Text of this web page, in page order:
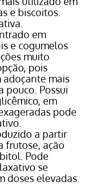
e biscoitos.
em
e cogumelos
muito
pois
mais
pouco. Possui
em
pode
a partir
frutose, ação
Pode
se
doses elevadas.